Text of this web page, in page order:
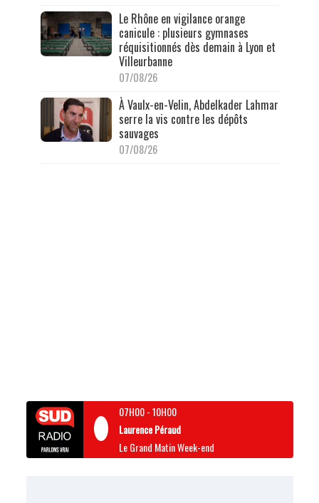
Le Rhône en vigilance orange
canicule : plusieurs gymnases
réquisitionnés dès demain à Lyon et
Villeurbanne
07/08/26
À Vaulx-en-Velin, Abdelkader Lahmar
serre la vis contre les dépôts
sauvages
07/08/26
07H00-10H00
Laurence Péraud
Le Grand Matin Week-end